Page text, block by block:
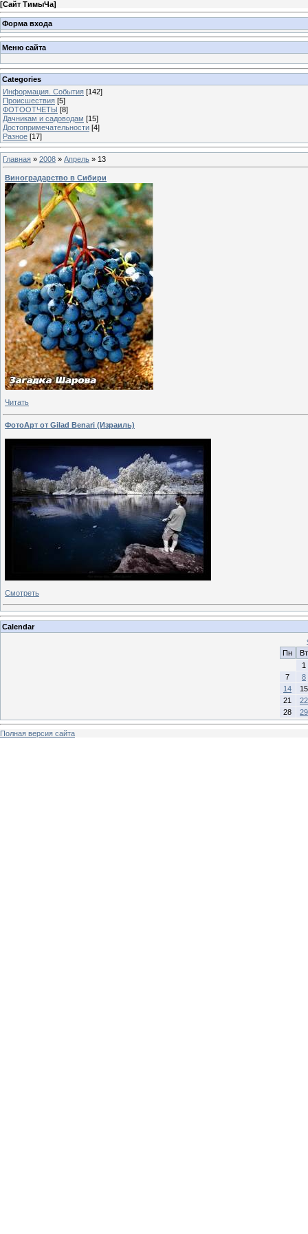
[Сайт ТимыЧа]
Форма входа
Меню сайта
Categories
Информация. События [142]
Происшествия [5]
ФОТООТЧЕТЫ [8]
Дачникам и садоводам [15]
Достопримечательности [4]
Разное [17]
Главная » 2008 » Апрель » 13
Виноградарство в Сибири
Читать
ФотоАрт от Gilad Benari (Израиль)
Смотреть
Calendar
Пн
Вт
1
7
8
14
15
21
22
28
29
Полная версия сайта